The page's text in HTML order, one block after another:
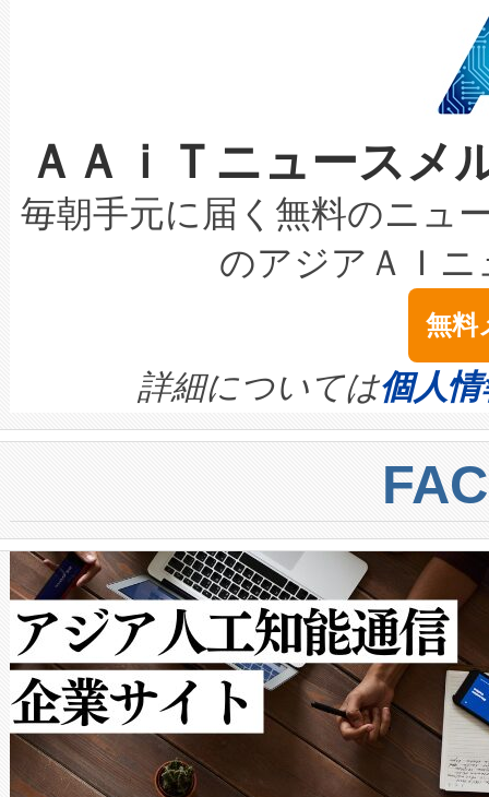
加組織は、Enzeneのバイオ
選定された製品について、自
取得できる可能性もあります
設には、3億～4億ドルかか
最高経営責任者（CEO）であ
す。「当社のfully-connected
ームを利用すれば、6,000万
きます。この効率性は、フェ
事業者の負担軽減という課題
系統連系を迅速にし、ピーク
限を超えて利用可能な電力容
持できるよう貢献します。こ
ービスレベル契約（SLA）違
テリー性能の劣化によるダウ
念は、現在データセンターが
ます。 Voltaiq provides a
quality and reliability for AI
BESS stack to ensure battery
centers. Voltaiqは、ai&のAI
からシステム統合、試運転、
クルの各段階のデータを監視
[…]
狭視野のFOVを切り替えるこ
ケーブル、枝などの細かな対
なレーザースポットにより、
な環境下でも豊かなディテー
キロメートル範囲を検出
LiDAR for Inspections,
は1535 nmレーザーを搭載。
イズの小径化を実現すること
す。ノーマルモードでは、
ートル先まで検出でき、これ
トに対して約600メートルに
では、反射率10％のターゲッ
で向上し、最大検知距離は
ットだけで最大1キロメート
ルの変電所周囲を監視でき、
作業と点群処理を簡素化でき
Avia 2は、2種類のFOVオプシ
ＡＡｉＴニュース
毎朝手元に届く無料のニュ
のアジアＡＩ
無料
詳細については個人